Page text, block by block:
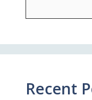
Recent